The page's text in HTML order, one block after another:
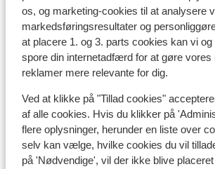
os, og marketing-cookies til at analysere
markedsføringsresultater og
at placere 1. og 3. parts cookies kan vi og
spore din internetadfærd for at gøre vores
reklamer mere relevante for dig.
Ved at klikke på "Tillad cookies"
af alle cookies. Hvis du klikker på
flere oplysninger, herunder en liste over
selv kan vælge, hvilke cookies du vil
på 'Nødvendige', vil der ikke blive
Lokation
Se på kort